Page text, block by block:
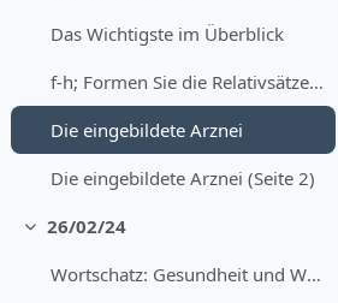
Das Wichtigste im Überblick
f-h; Formen Sie die Relativsätze um
Die eingebildete Arznei
Die eingebildete Arznei (Seite 2)
Minimizza
26/02/24
Wortschatz: Gesundheit und Wohlbefinden